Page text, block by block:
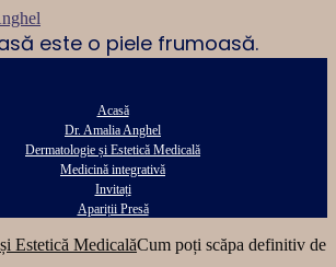
este o piele frumoasă.
Acasă
Dr. Amalia Anghel
Dermatologie și Estetică Medicală
Medicină integrativă
Invitați
Apariții Presă
Estetică MedicalăCum poți scăpa definitiv de